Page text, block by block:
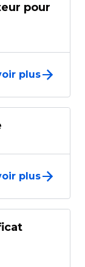
pour
plus
plus